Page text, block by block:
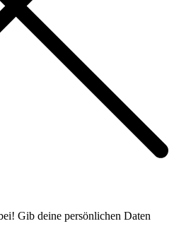
Gib deine persönlichen Daten